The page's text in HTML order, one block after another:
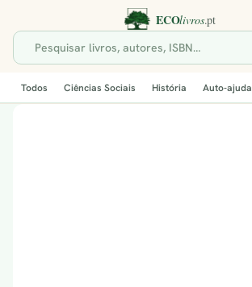
Todos Ciências Sociais História Auto-ajuda